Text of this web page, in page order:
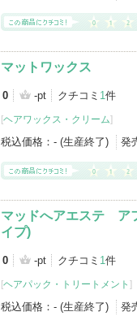
マットワックス
0 -pt クチコミ 1件
[ヘアワックス・クリーム]
税込価格： - (生産終了) 発
マッドへアエステ ア
イプ)
0 -pt クチコミ 1件
[ヘアパック・トリートメント ]
税込価格： - (生産終了) 発